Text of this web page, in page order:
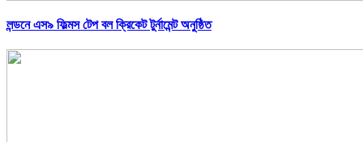
লন্ডনে এস৯ ফিল্মস টেপ বল ক্রিকেট টুর্নামেন্ট অনুষ্ঠিত